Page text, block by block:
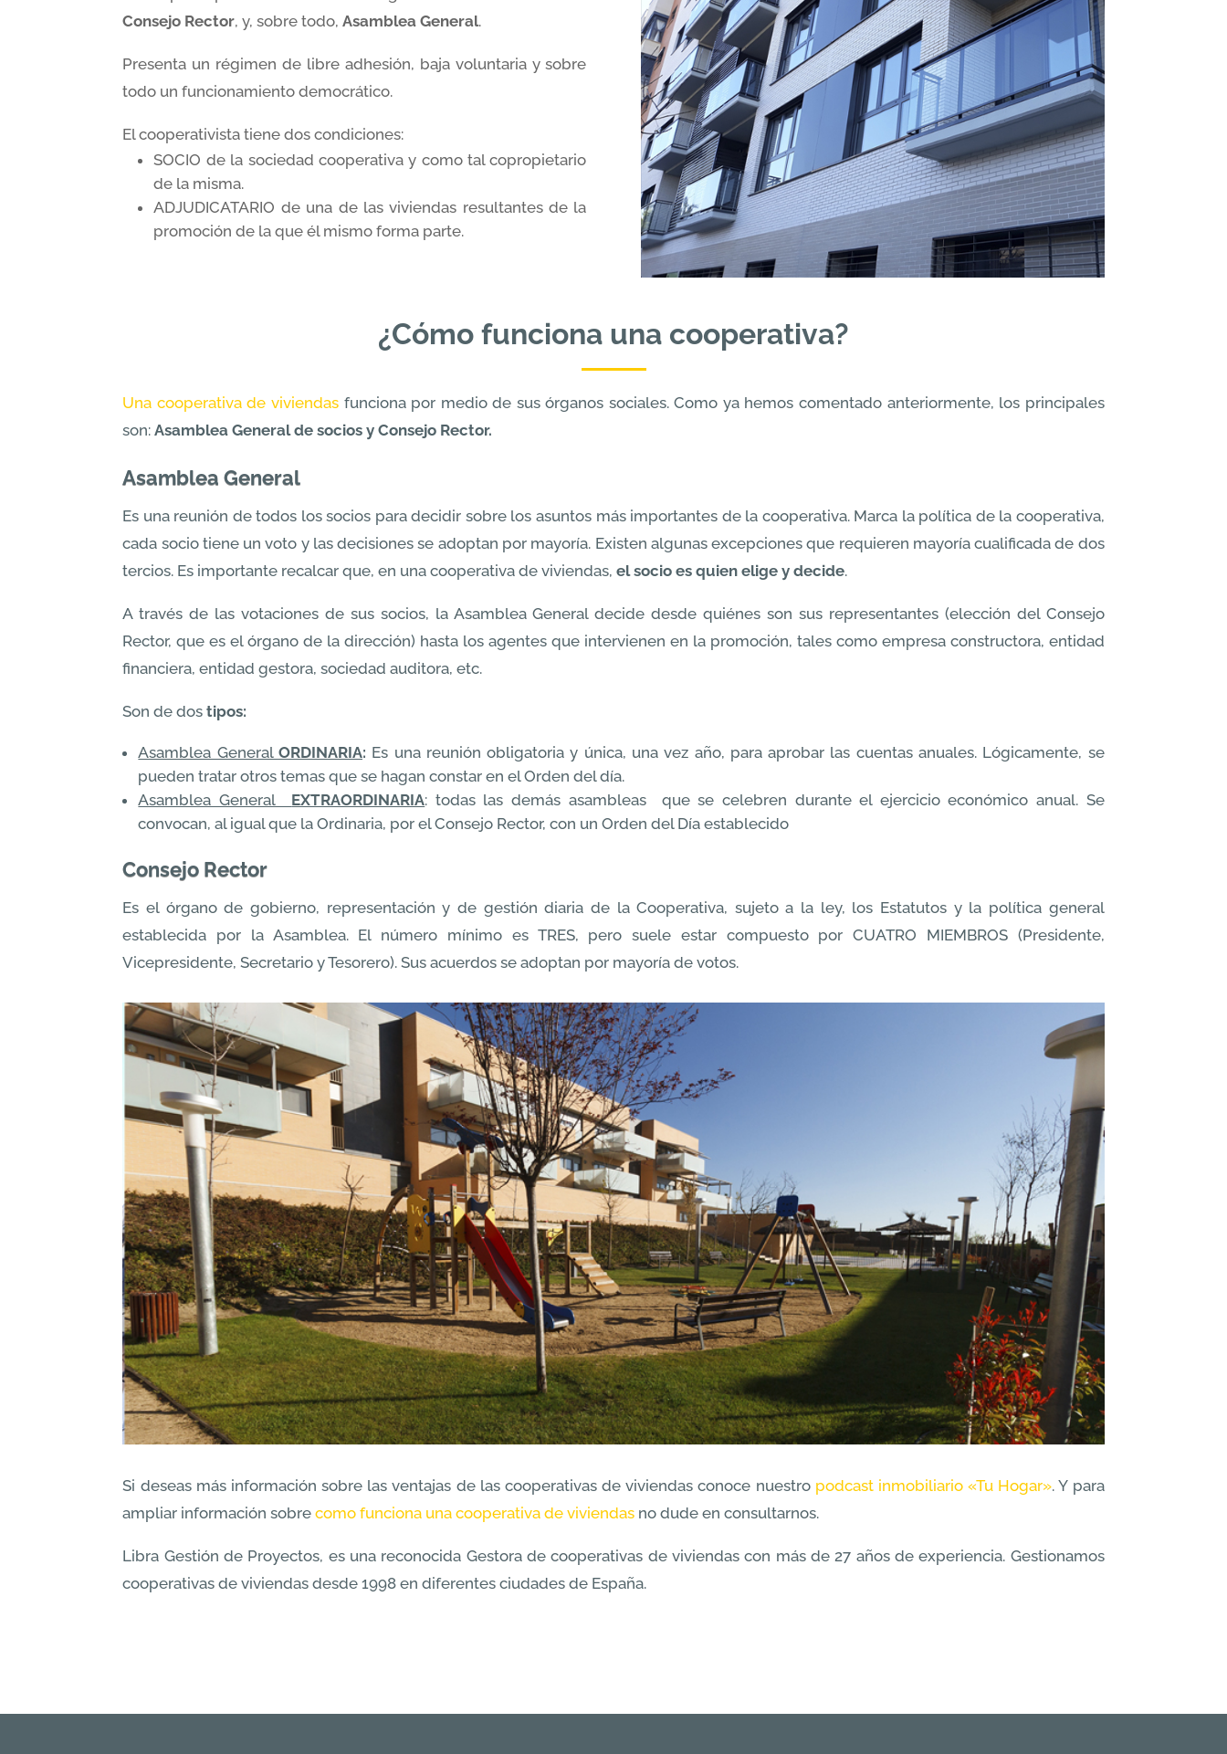
Consejo Rector, y, sobre todo,Asamblea General.
Presenta un régimen de libre adhesión, baja voluntaria y sobre
todo un funcionamiento democrático.
El cooperativista tiene dos condiciones:
SOCIO de la sociedad cooperativa y como tal copropietario
de la misma.
ADJUDICATARIO de una de las viviendas resultantes de la
promoción de la que él mismo forma parte.
¿Cómo funciona una cooperativa?
Una cooperativa de viviendas funciona por medio de sus órganos sociales. Como ya hemos comentado anteriormente, los principales
son: Asamblea General de socios y Consejo Rector.
Asamblea General
Es una reunión de todos los socios para decidir sobre los asuntos más importantes de la cooperativa. Marca la política de la cooperativa,
cada socio tiene un voto y las decisiones se adoptan por mayoría. Existen algunas excepciones que requieren mayoría cualificada de dos
tercios. Es importante recalcar que, en una cooperativa de viviendas,el socio es quien elige y decide.
A través de las votaciones de sus socios, la Asamblea General decide desde quiénes son sus representantes (elección del Consejo
Rector, que es el órgano de la dirección) hasta los agentes que intervienen en la promoción, tales como empresa constructora, entidad
financiera, entidad gestora, sociedad auditora, etc.
Son de dostipos:
Asamblea General ORDINARIA: Es una reunión obligatoria y única, una vez año, para aprobar las cuentas anuales. Lógicamente, se
pueden tratar otros temas que se hagan constar en el Orden del día.
Asamblea General EXTRAORDINARIA: todas las demás asambleas que se celebren durante el ejercicio económico anual. Se
convocan, al igual que la Ordinaria, por el Consejo Rector, con un Orden del Día establecido
Consejo Rector
Es el órgano de gobierno, representación y de gestión diaria de la Cooperativa, sujeto a la ley, los Estatutos y la política general
establecida por la Asamblea. El número mínimo es TRES, pero suele estar compuesto por CUATRO MIEMBROS (Presidente,
Vicepresidente, Secretario y Tesorero). Sus acuerdos se adoptan por mayoría de votos.
Si deseas más información sobre las ventajas de las cooperativas de viviendas conoce nuestro podcast inmobiliario «Tu Hogar». Y para
ampliar información sobrecomo funciona una cooperativa de viviendas no dude en consultarnos.
Libra Gestión de Proyectos, es una reconocida Gestora de cooperativas de viviendas con más de 27 años de experiencia. Gestionamos
cooperativas de viviendas desde 1998 en diferentes ciudades de España.